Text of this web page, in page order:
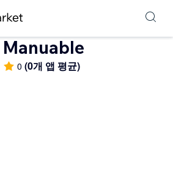
Manuable
0 (0개 앱 평균)